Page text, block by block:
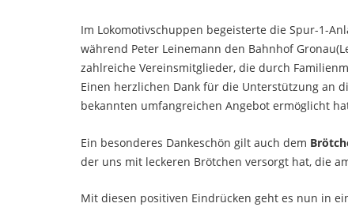
Im Lokomotivschuppen begeisterte die Spur-1-
während Peter Leinemann den Bahnhof
zahlreiche Vereinsmitglieder, die durch
Einen herzlichen Dank für die Unterstützung an
bekannten umfangreichen Angebot ermöglicht
Ein besonderes Dankeschön gilt auch dem
der uns mit leckeren Brötchen versorgt hat, die
Mit diesen positiven Eindrücken geht es nun in